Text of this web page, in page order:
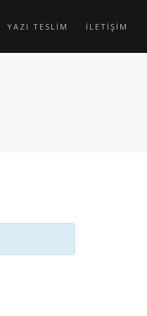
YAZI TESLİM İLETİŞİM